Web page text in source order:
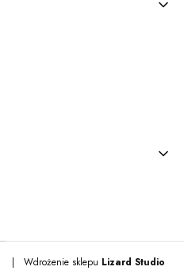
| Wdrożenie sklepu Lizard Studio
w koszyku: 0. Zobacz szczegóły